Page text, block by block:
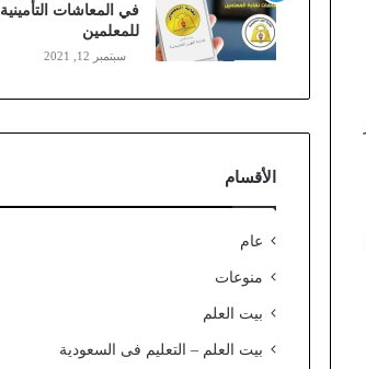
ب
ر
ا
ن
ذ
و
ن
ي
ل
في المعاشات التأمينية
للمعلمين
سبتمبر 12, 2021
الأقسام
عام
منوعات
بيت العلم
بيت العلم – التعليم فى السعودية